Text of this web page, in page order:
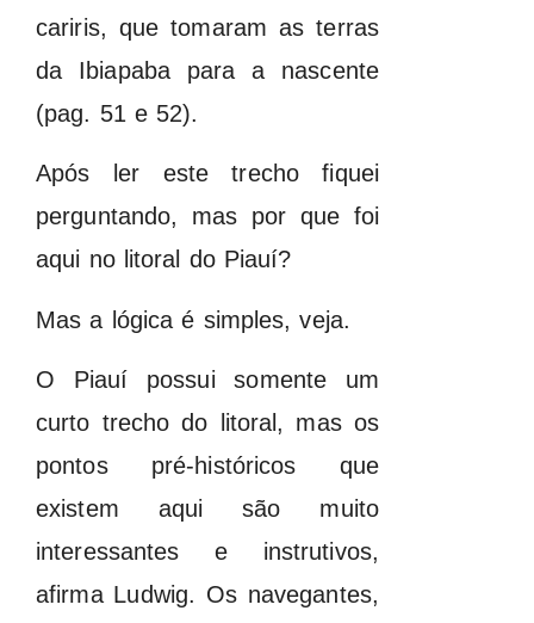
cariris, que tomaram as terras
da Ibiapaba para a nascente
(pag. 51 e 52).
Após ler este trecho fiquei
perguntando, mas por que foi
aqui no litoral do Piauí?
Mas a lógica é simples, veja.
O Piauí possui somente um
curto trecho do litoral, mas os
pontos pré-históricos que
existem aqui são muito
interessantes e instrutivos,
afirma Ludwig. Os navegantes,